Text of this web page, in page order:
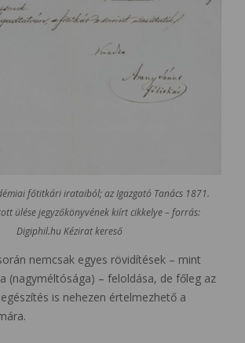
főtitkári irataiból; az Igazgató Tanács 1871.
ülése jegyzőkönyvének kiírt cikkelye – forrás:
Digiphil.hu Kézirat kereső
nemcsak egyes rövidítések – mint
(nagyméltósága) – feloldása, de főleg az
is nehezen értelmezhető a